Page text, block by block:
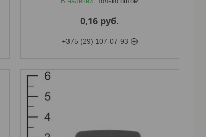
0,16 руб.
+375 (29) 107-07-93